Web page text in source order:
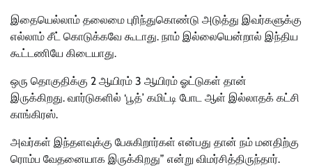
இதையெல்லாம் தலைமை புரிந்துகொண்டு அடுத்து இவர்களுக்கு
எல்லாம் சீட் கொடுக்கவே கூடாது. நாம் இல்லையென்றால் இந்திய
கூட்டணியே கிடையாது.
ஒரு தொகுதிக்கு 2 ஆயிரம் 3 ஆயிரம் ஓட்டுகள் தான்
இருக்கிறது. வார்டுகளில் ‘பூத்’ கமிட்டி போட ஆள் இல்லாதக் கட்சி
காங்கிரஸ்.
அவர்கள் இந்தளவுக்கு பேசுகிறார்கள் என்பது தான் நம் மனதிற்கு
ரொம்ப வேதனையாக இருக்கிறது” என்று விமர்சித்திருந்தார்.